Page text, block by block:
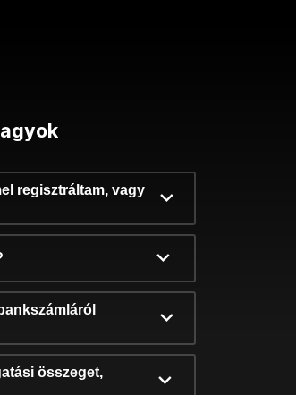
regisztráltam, vagy
összeget,